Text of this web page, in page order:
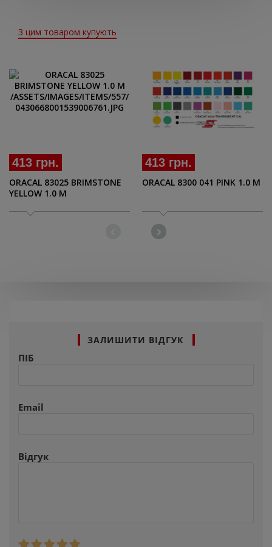
З цим товаром купують
413 грн.
ORACAL 83025 BRIMSTONE
YELLOW 1.0 M
413 грн.
ORACAL 8300 041 PINK 1.0 M
ЗАЛИШИТИ ВІДГУК
ПІБ
Email
Відгук